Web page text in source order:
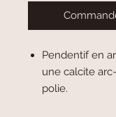
Pendentif en
une calcite
polie.